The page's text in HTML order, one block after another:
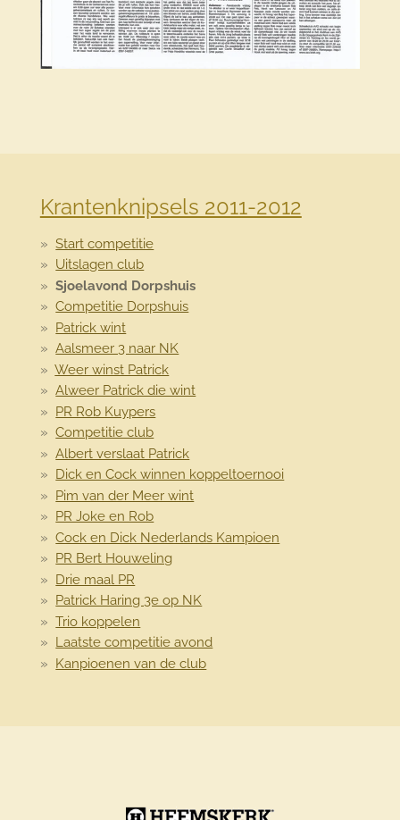
Krantenknipsels 2011-2012
Start competitie
Uitslagen club
Sjoelavond Dorpshuis
Competitie Dorpshuis
Patrick wint
Aalsmeer 3 naar NK
Weer winst Patrick
Alweer Patrick die wint
PR Rob Kuypers
Competitie club
Albert verslaat Patrick
Dick en Cock winnen koppeltoernooi
Pim van der Meer wint
PR Joke en Rob
Cock en Dick Nederlands Kampioen
PR Bert Houweling
Drie maal PR
Patrick Haring 3e op NK
Trio koppelen
Laatste competitie avond
Kanpioenen van de club